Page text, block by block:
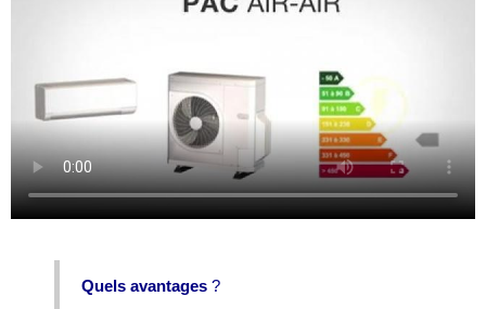
Quels avantages ?